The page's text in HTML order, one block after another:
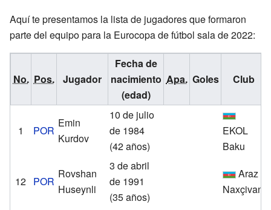
Aquí te presentamos la lista de jugadores que formaron
parte del equipo para la Eurocopa de fútbol sala de 2022:
No. Pos. Jugador
Fecha de
nacimiento
(edad)
Apa. Goles Club
1 POR
Emin
Kurdov
10 de julio
de 1984
(42 años)
EKOL
Baku
12 POR
Rovshan
Huseynli
3 de abril
de 1991
(35 años)
Araz
Naxçivan